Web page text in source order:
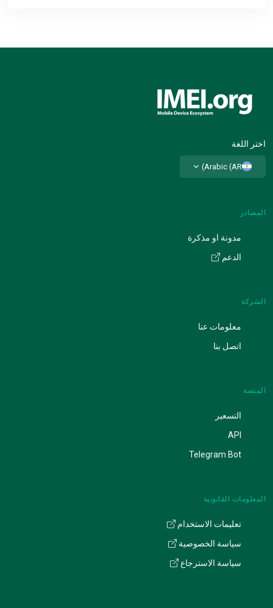
اختر اللغة
Arabic (AR)
المصادر
مدونة او مذكرة
الدعم
الشركة
معلومات عنا
اتصل بنا
المنصة
التسعير
API
Telegram Bot
المعلومات القانونية
تعليمات الاستخدام
سياسة الخصوصية
سياسة الاسترجاع